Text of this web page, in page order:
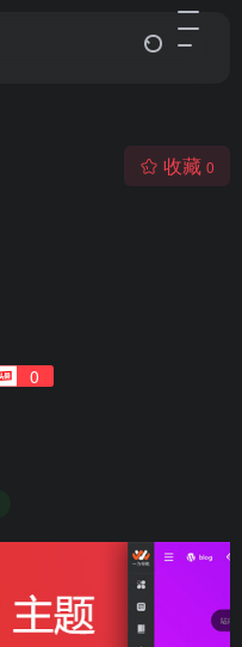
收藏 0
0